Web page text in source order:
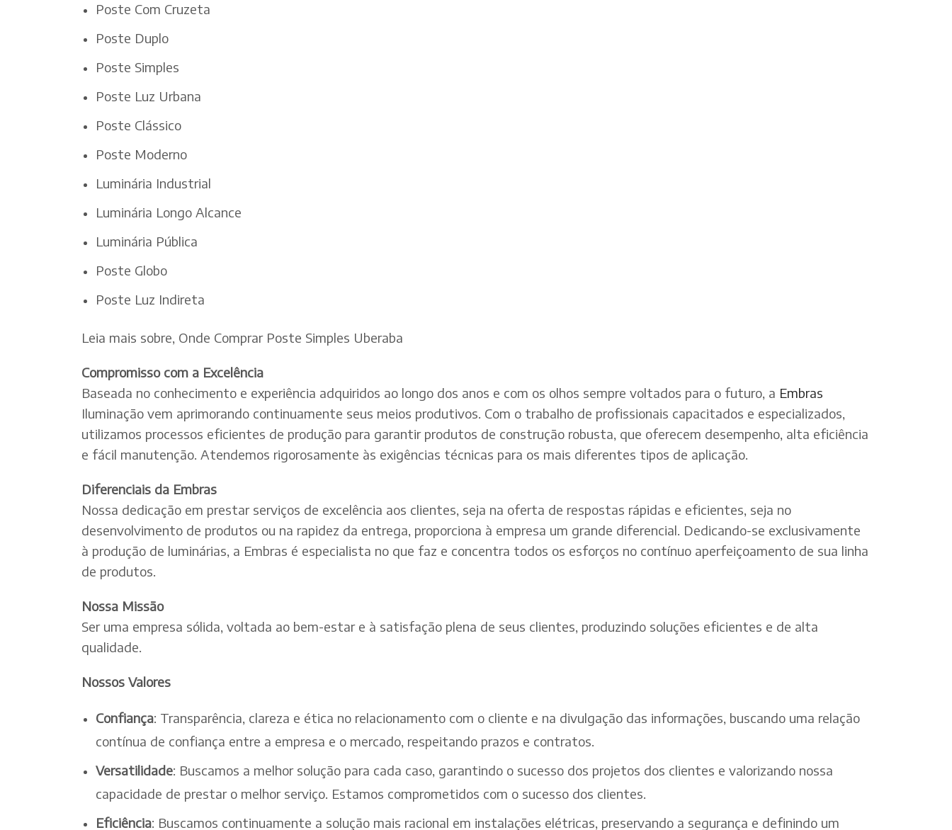
Poste Com Cruzeta
Poste Duplo
Poste Simples
Poste Luz Urbana
Poste Clássico
Poste Moderno
Luminária Industrial
Luminária Longo Alcance
Luminária Pública
Poste Globo
Poste Luz Indireta
Leia mais sobre, Onde Comprar Poste Simples Uberaba
Compromisso com a Excelência
Baseada no conhecimento e experiência adquiridos ao longo dos anos e com os olhos sempre voltados para o futuro, a Embras
Iluminação vem aprimorando continuamente seus meios produtivos. Com o trabalho de profissionais capacitados e especializados,
utilizamos processos eficientes de produção para garantir produtos de construção robusta, que oferecem desempenho, alta eficiência
e fácil manutenção. Atendemos rigorosamente às exigências técnicas para os mais diferentes tipos de aplicação.
Diferenciais da Embras
Nossa dedicação em prestar serviços de excelência aos clientes, seja na oferta de respostas rápidas e eficientes, seja no
desenvolvimento de produtos ou na rapidez da entrega, proporciona à empresa um grande diferencial. Dedicando-se exclusivamente
à produção de luminárias, a Embras é especialista no que faz e concentra todos os esforços no contínuo aperfeiçoamento de sua linha
de produtos.
Nossa Missão
Ser uma empresa sólida, voltada ao bem-estar e à satisfação plena de seus clientes, produzindo soluções eficientes e de alta
qualidade.
Nossos Valores
Confiança: Transparência, clareza e ética no relacionamento com o cliente e na divulgação das informações, buscando uma relação
contínua de confiança entre a empresa e o mercado, respeitando prazos e contratos.
Versatilidade: Buscamos a melhor solução para cada caso, garantindo o sucesso dos projetos dos clientes e valorizando nossa
capacidade de prestar o melhor serviço. Estamos comprometidos com o sucesso dos clientes.
Eficiência: Buscamos continuamente a solução mais racional em instalações elétricas, preservando a segurança e definindo um